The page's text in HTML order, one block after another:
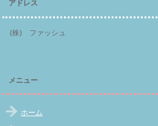
アドレス
(株) ファッシュ
メニュー
ホーム